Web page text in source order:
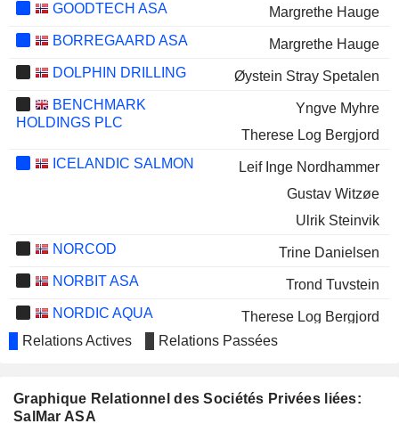
GOODTECH ASA
Margrethe Hauge
BORREGAARD ASA
Margrethe Hauge
DOLPHIN DRILLING
Øystein Stray Spetalen
BENCHMARK
HOLDINGS PLC
Yngve Myhre
Therese Log Bergjord
ICELANDIC SALMON
Leif Inge Nordhammer
Gustav Witzøe
Ulrik Steinvik
NORCOD
Trine Danielsen
NORBIT ASA
Trond Tuvstein
NORDIC AQUA
PARTNERS A/S
Therese Log Bergjord
DESERT CONTROL
Trond Tuvstein
Relations Actives Relations Passées
Graphique Relationnel des Sociétés Privées liées:
SalMar ASA